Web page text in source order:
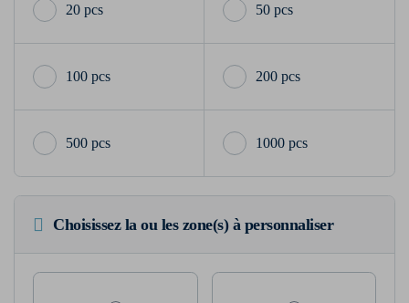
20 pcs 50 pcs
100 pcs 200 pcs
500 pcs 1000 pcs
Choisissez la ou les zone(s) à personnaliser